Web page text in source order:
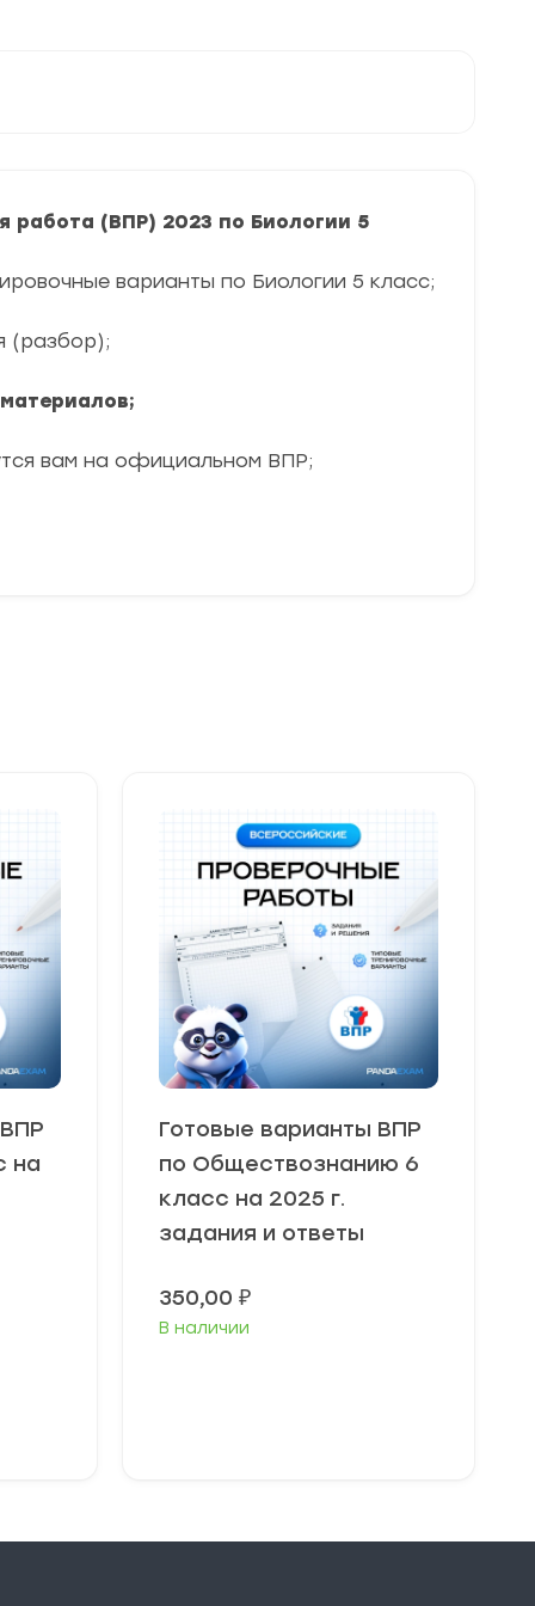
работа (ВПР) 2023 по Биологии 5
варианты по Биологии 5 класс;
(разбор);
вам на официальном ВПР;
на
Готовые варианты ВПР
по Обществознанию 6
класс на 2025 г.
задания и ответы
350,00 ₽
В наличии